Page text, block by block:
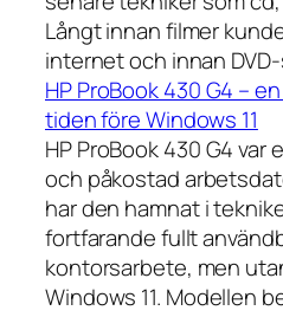
Långt innan filmer
internet och innan
HP ProBook 430 G4 –
tiden före Windows 11
HP ProBook 430 G4 var
och påkostad
har den hamnat i
fortfarande fullt
kontorsarbete, men
Windows 11. Modellen